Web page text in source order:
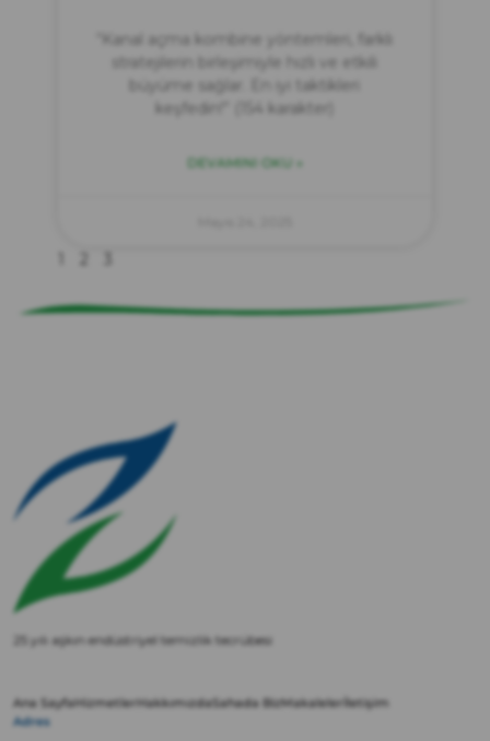
“Kanal açma kombine yöntemleri, farklı
stratejilerin birleşimiyle hızlı ve etkili
büyüme sağlar. En iyi taktikleri
keşfedin!” (154 karakter)
DEVAMINI OKU »
25 yılı aşkın endüstriyel temizlik tecrübesi
Ana SayfaHizmetlerHakkımızdaSahada BizMakaleler İletişim
Adres